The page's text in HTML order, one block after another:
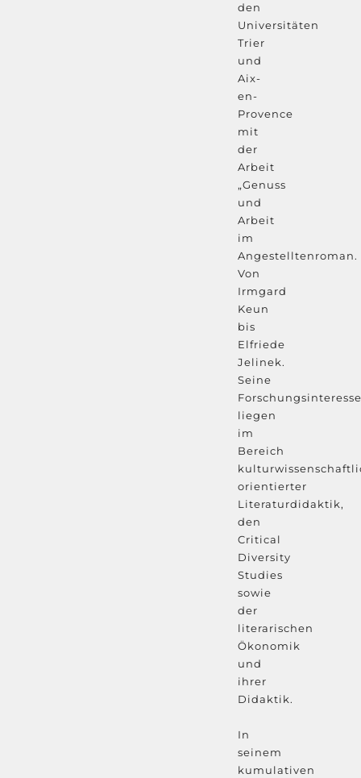
den
Universitäten
Trier
und
Aix-
en-
Provence
mit
der
Arbeit
„Genuss
und
Arbeit
im
Angestelltenroman.
Von
Irmgard
Keun
bis
Elfriede
Jelinek.
Seine
liegen
im
Bereich
orientierter
Literaturdidaktik,
den
Critical
Diversity
Studies
sowie
der
literarischen
Ökonomik
und
ihrer
Didaktik.
In
seinem
kumulativen